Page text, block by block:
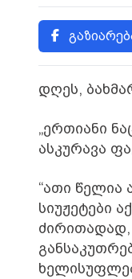
დღეს,
„ერთიანი
ასკურავა
“ათი წელია
სიუჟეტები
ძირითადად,